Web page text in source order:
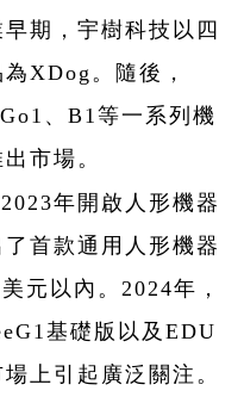
期，宇樹科技以四
XDog。隨後，
、B1等一系列機
市場。
年開啟人形機器
首款通用人形機器
元以內。2024年，
基礎版以及EDU
上引起廣泛關注。